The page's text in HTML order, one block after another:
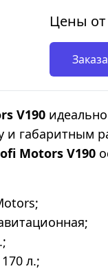
Цены от
V190
и габаритным
Motors V190
170 л.;